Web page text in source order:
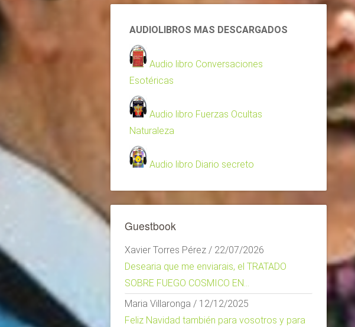
AUDIOLIBROS MAS DESCARGADOS
Audio libro Conversaciones
Esotéricas
Audio libro Fuerzas Ocultas
Naturaleza
Audio libro Diario secreto
Guestbook
Xavier Torres Pérez / 22/07/2026
Desearia que me enviarais, el TRATADO
SOBRE FUEGO COSMICO EN...
Maria Villaronga / 12/12/2025
Feliz Navidad también para vosotros y para